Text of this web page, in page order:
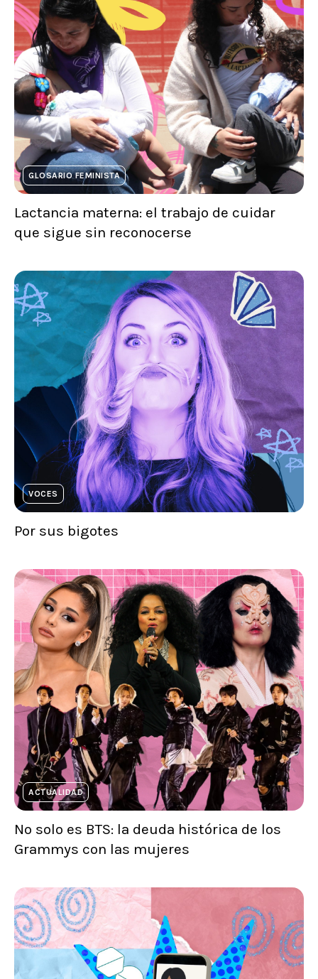
GLOSARIO FEMINISTA
Lactancia materna: el trabajo de cuidar
que sigue sin reconocerse
VOCES
Por sus bigotes
ACTUALIDAD
No solo es BTS: la deuda histórica de los
Grammys con las mujeres